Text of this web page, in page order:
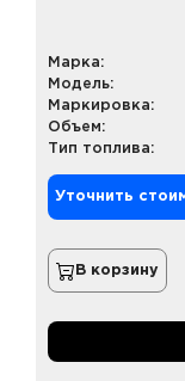
Марка:
Модель:
Маркировка:
Объем:
Тип топлива:
Уточнить
В корзину